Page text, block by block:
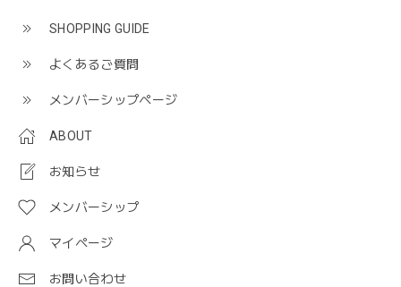
SHOPPING GUIDE
よくあるご質問
メンバーシップページ
ABOUT
お知らせ
メンバーシップ
マイページ
お問い合わせ